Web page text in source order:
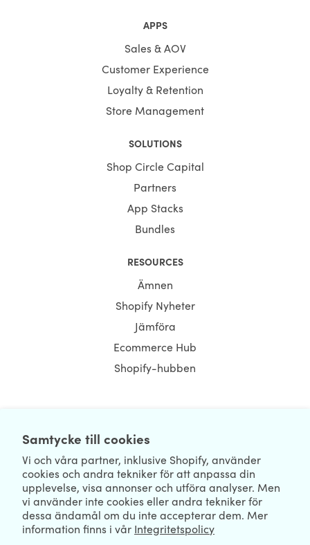
Samtycke till cookies
Vi och våra partner, inklusive Shopify, använder
cookies och andra tekniker för att anpassa din
upplevelse, visa annonser och utföra analyser. Men
vi använder inte cookies eller andra tekniker för
dessa ändamål om du inte accepterar dem. Mer
information finns i vår Integritetspolicy
APPS
Sales & AOV
Customer Experience
Loyalty & Retention
Store Management
SOLUTIONS
Shop Circle Capital
Partners
App Stacks
Bundles
RESOURCES
Ämnen
Shopify Nyheter
Jämföra
Ecommerce Hub
Shopify-hubben
We're Worldwide We're Hiring
NEWSLETTER